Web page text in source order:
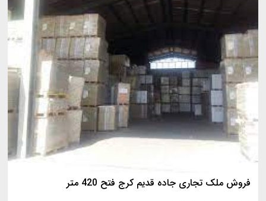
فروش ملک تجاری جاده قدیم کرج فتح 420 متر